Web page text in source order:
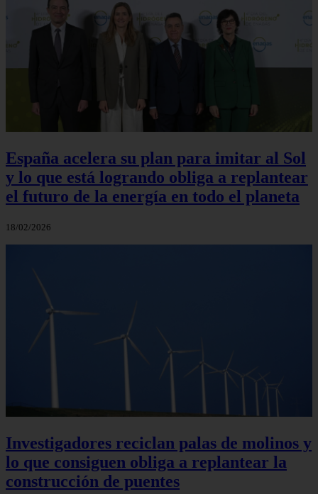
España acelera su plan para imitar al Sol
y lo que está logrando obliga a replantear
el futuro de la energía en todo el planeta
18/02/2026
Investigadores reciclan palas de molinos y
lo que consiguen obliga a replantear la
construcción de puentes